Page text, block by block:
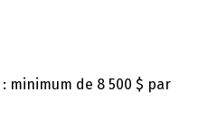
minimum de 8 500 $ par